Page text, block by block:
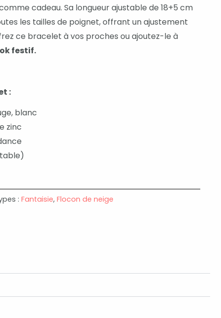
cadeau. Sa longueur ajustable de 18+5 cm
les tailles de poignet, offrant un ajustement
ce bracelet à vos proches ou ajoutez-le à
festif.
:
blanc
zinc
: Fantaisie, Flocon de neige